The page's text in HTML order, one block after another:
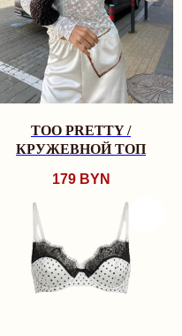
TOO PRETTY /
КРУЖЕВНОЙ ТОП
179 BYN